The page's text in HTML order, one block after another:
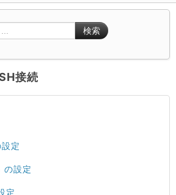
検索
接続
定
設定
定